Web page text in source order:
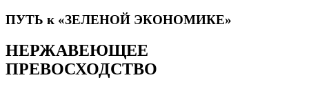
ПУТЬ к «ЗЕЛЕНОЙ ЭКОНОМИКЕ»
НЕРЖАВЕЮЩЕЕ
ПРЕВОСХОДСТВО